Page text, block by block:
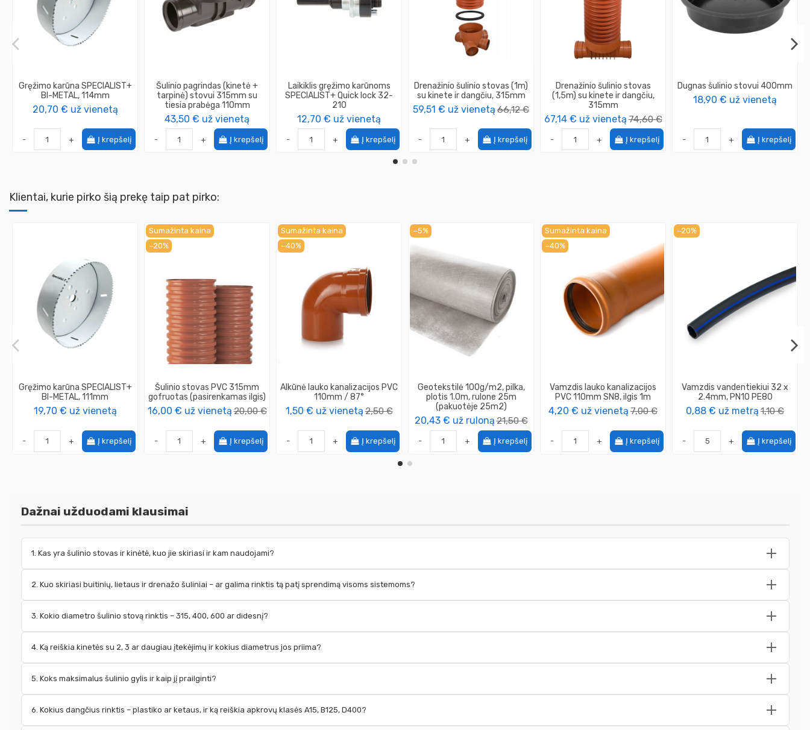
Gręžimo karūna SPECIALIST+
BI-METAL, 114mm
20,70 € už vienetą
- + Į krepšelį
Šulinio pagrindas (kinetė +
tarpinė) stovui 315mm su
tiesia prabėga 110mm
43,50 € už vienetą
- + Į krepšelį
Laikiklis gręžimo karūnoms
SPECIALIST+ Quick lock 32-
210
12,70 € už vienetą
- + Į krepšelį
Drenažinio šulinio stovas (1m)
su kinete ir dangčiu, 315mm
59,51 € už vienetą 66,12 €
- + Į krepšelį
Drenažinio šulinio stovas
(1,5m) su kinete ir dangčiu,
315mm
67,14 € už vienetą74,60 €
- + Į krepšelį
Dugnas šulinio stovui 400mm
18,90 € už vienetą
- + Į krepšelį
Klientai, kurie pirko šią prekę taip pat pirko:
Gręžimo karūna SPECIALIST+
BI-METAL, 111mm
19,70 € už vienetą
- + Į krepšelį
Sumažinta kaina
−20%
Šulinio stovas PVC 315mm
gofruotas (pasirenkamas ilgis)
16,00 € už vienetą20,00 €
- + Į krepšelį
Sumažinta kaina
−40%
Alkūnė lauko kanalizacijos PVC
110mm / 87°
1,50 € už vienetą2,50 €
- + Į krepšelį
−5%
Geotekstilė 100g/m2, pilka,
plotis 1.0m, rulone 25m
(pakuotėje 25m2)
20,43 € už ruloną21,50 €
- + Į krepšelį
Sumažinta kaina
−40%
Vamzdis lauko kanalizacijos
PVC 110mm SN8, ilgis 1m
4,20 € už vienetą 7,00 €
- + Į krepšelį
−20%
Vamzdis vandentiekiui 32 x
2.4mm, PN10 PE80
0,88 € už metrą 1,10 €
- + Į krepšelį
Dažnai užduodami klausimai
1. Kas yra šulinio stovas ir kinėtė, kuo jie skiriasi ir kam naudojami?
2. Kuo skiriasi buitinių, lietaus ir drenažo šuliniai – ar galima rinktis tą patį sprendimą visoms sistemoms?
3. Kokio diametro šulinio stovą rinktis – 315, 400, 600 ar didesnį?
4. Ką reiškia kinetės su 2, 3 ar daugiau įtekėjimų ir kokius diametrus jos priima?
5. Koks maksimalus šulinio gylis ir kaip jį prailginti?
6. Kokius dangčius rinktis – plastiko ar ketaus, ir ką reiškia apkrovų klasės A15, B125, D400?